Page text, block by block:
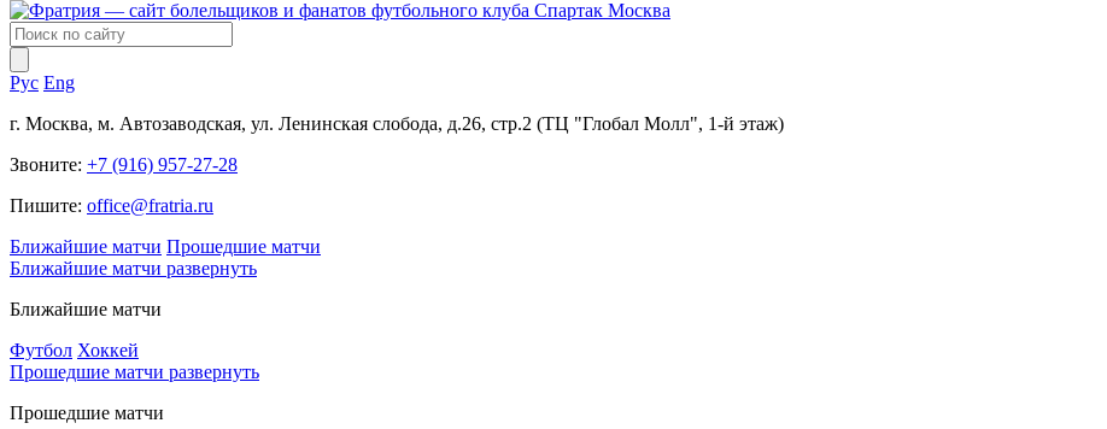
Рус Eng
г. Москва, м. Автозаводская, ул. Ленинская слобода, д.26, стр.2 (ТЦ "Глобал Молл", 1-й этаж)
Звоните: +7 (916) 957-27-28
Пишите: office@fratria.ru
Ближайшие матчи Прошедшие матчи
Ближайшие матчи развернуть
Ближайшие матчи
Футбол Хоккей
Прошедшие матчи развернуть
Прошедшие матчи